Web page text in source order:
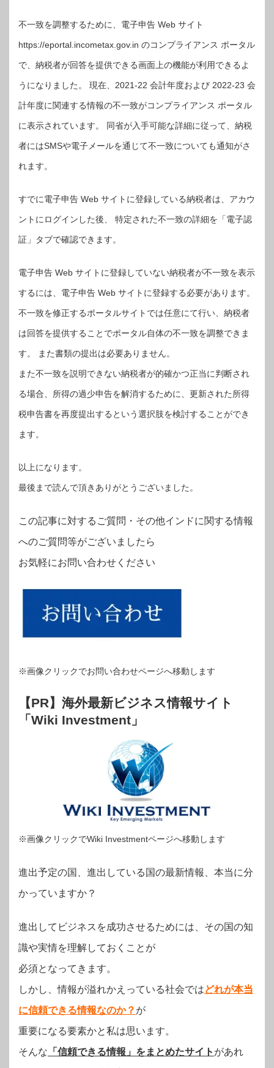
不一致を調整するために、電子申告 Web サイト
https://eportal.incometax.gov.in のコンプライアンス ポータル
で、納税者が回答を提供できる画面上の機能が利用できるよ
うになりました。 現在、2021-22 会計年度および 2022-23 会
計年度に関連する情報の不一致がコンプライアンス ポータル
に表示されています。 同省が入手可能な詳細に従って、納税
者にはSMSや電子メールを通じて不一致についても通知がさ
れます。
すでに電子申告 Web サイトに登録している納税者は、アカウ
ントにログインした後、 特定された不一致の詳細を「電子認
証」タブで確認できます。
電子申告 Web サイトに登録していない納税者が不一致を表示
するには、電子申告 Web サイトに登録する必要があります。
不一致を修正するポータルサイトでは任意にて行い、納税者
は回答を提供することでポータル自体の不一致を調整できま
す。 また書類の提出は必要ありません。
また不一致を説明できない納税者が的確かつ正当に判断され
る場合、所得の過少申告を解消するために、更新された所得
税申告書を再度提出するという選択肢を検討することができ
ます。
以上になります。
最後まで読んで頂きありがとうございました。
この記事に対するご質問・その他インドに関する情報
へのご質問等がございましたら
お気軽にお問い合わせください
※画像クリックでお問い合わせページへ移動します
【PR】海外最新ビジネス情報サイト
「Wiki Investment」
※画像クリックでWiki Investmentページへ移動します
進出予定の国、進出している国の最新情報、本当に分
かっていますか？
進出してビジネスを成功させるためには、その国の知
識や実情を理解しておくことが
必須となってきます。
しかし、情報が溢れかえっている社会ではどれが本当
に信頼できる情報なのか？ が
重要になる要素かと私は思います。
そんな 「信頼できる情報」をまとめたサイト があれ